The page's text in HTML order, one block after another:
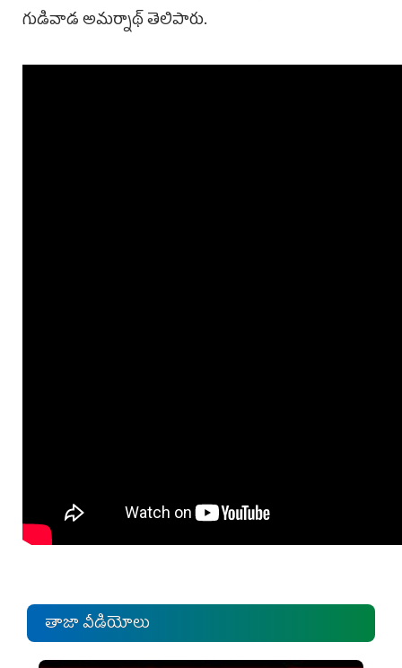
గుడివాడ అమర్నాథ్ తెలిపారు.
తాజా వీడియోలు